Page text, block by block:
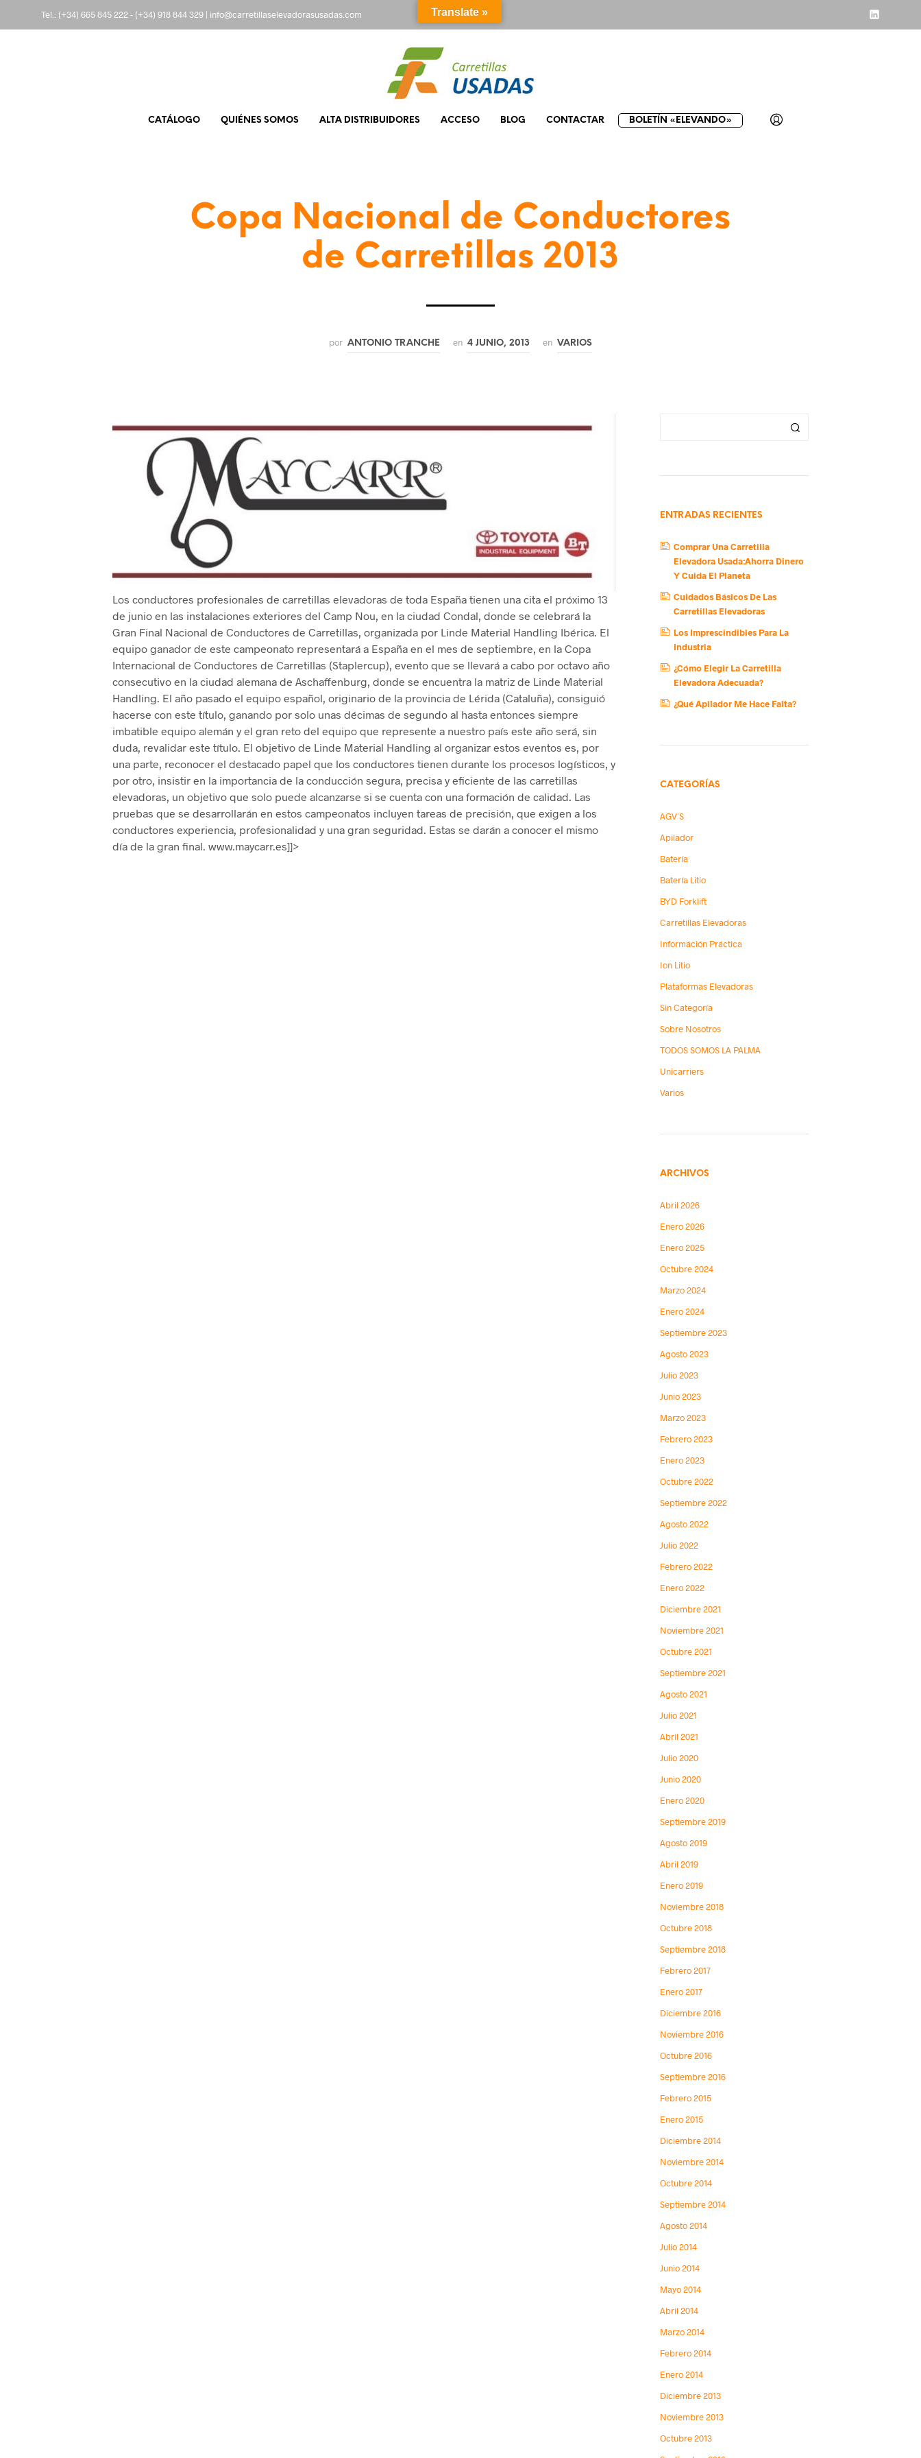
Tel.: (+34) 665 845 222- (+34) 918 844 329 | info@carretillaselevadorasusadas.com
CATÁLOGO QUIÉNES SOMOS ALTA DISTRIBUIDORES ACCESO BLOG CONTACTAR BOLETÍN «ELEVANDO»
Copa Nacional de Conductores
de Carretillas 2013
por ANTONIO TRANCHE en 4 JUNIO, 2013 en VARIOS
Los conductores profesionales de carretillas elevadoras de toda España tienen una cita el próximo 13
de junio en las instalaciones exteriores del Camp Nou, en la ciudad Condal, donde se celebrará la
Gran Final Nacional de Conductores de Carretillas, organizada por Linde Material Handling Ibérica. El
equipo ganador de este campeonato representará a España en el mes de septiembre, en la Copa
Internacional de Conductores de Carretillas (Staplercup), evento que se llevará a cabo por octavo año
consecutivo en la ciudad alemana de Aschaffenburg, donde se encuentra la matriz de Linde Material
Handling. El año pasado el equipo español, originario de la provincia de Lérida (Cataluña), consiguió
hacerse con este título, ganando por solo unas décimas de segundo al hasta entonces siempre
imbatible equipo alemán y el gran reto del equipo que represente a nuestro país este año será, sin
duda, revalidar este título. El objetivo de Linde Material Handling al organizar estos eventos es, por
una parte, reconocer el destacado papel que los conductores tienen durante los procesos logísticos, y
por otro, insistir en la importancia de la conducción segura, precisa y eficiente de las carretillas
elevadoras, un objetivo que solo puede alcanzarse si se cuenta con una formación de calidad. Las
pruebas que se desarrollarán en estos campeonatos incluyen tareas de precisión, que exigen a los
conductores experiencia, profesionalidad y una gran seguridad. Estas se darán a conocer el mismo
día de la gran final. www.maycarr.es]]>
ENTRADAS RECIENTES
Comprar Una Carretilla
Elevadora Usada:Ahorra Dinero
Y Cuida El Planeta
Cuidados Básicos De Las
Carretillas Elevadoras
Los Imprescindibles Para La
Industria
¿Cómo Elegir La Carretilla
Elevadora Adecuada?
¿Qué Apilador Me Hace Falta?
CATEGORÍAS
AGV´s
Apilador
Batería
Batería Litio
BYD Forklift
Carretillas Elevadoras
Információn Práctica
Ion Litio
Plataformas Elevadoras
Sin Categoría
Sobre Nosotros
TODOS SOMOS LA PALMA
Unicarriers
Varios
ARCHIVOS
Abril 2026
Enero 2026
Enero 2025
Octubre 2024
Marzo 2024
Enero 2024
Septiembre 2023
Agosto 2023
Julio 2023
Junio 2023
Marzo 2023
Febrero 2023
Enero 2023
Octubre 2022
Septiembre 2022
Agosto 2022
Julio 2022
Febrero 2022
Enero 2022
Diciembre 2021
Noviembre 2021
Octubre 2021
Septiembre 2021
Agosto 2021
Julio 2021
Abril 2021
Julio 2020
Junio 2020
Enero 2020
Septiembre 2019
Agosto 2019
Abril 2019
Enero 2019
Noviembre 2018
Octubre 2018
Septiembre 2018
Febrero 2017
Enero 2017
Diciembre 2016
Noviembre 2016
Octubre 2016
Septiembre 2016
Febrero 2015
Enero 2015
Diciembre 2014
Noviembre 2014
Octubre 2014
Septiembre 2014
Agosto 2014
Julio 2014
Junio 2014
Mayo 2014
Abril 2014
Marzo 2014
Febrero 2014
Enero 2014
Diciembre 2013
Noviembre 2013
Octubre 2013
Translate »